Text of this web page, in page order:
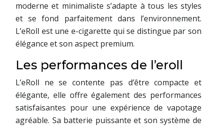
moderne et minimaliste s’adapte à tous les styles
et se fond parfaitement dans l’environnement.
L’eRoll est une e-cigarette qui se distingue par son
élégance et son aspect premium.
Les performances de l’eroll
L’eRoll ne se contente pas d’être compacte et
élégante, elle offre également des performances
satisfaisantes pour une expérience de vapotage
agréable. Sa batterie puissante et son système de